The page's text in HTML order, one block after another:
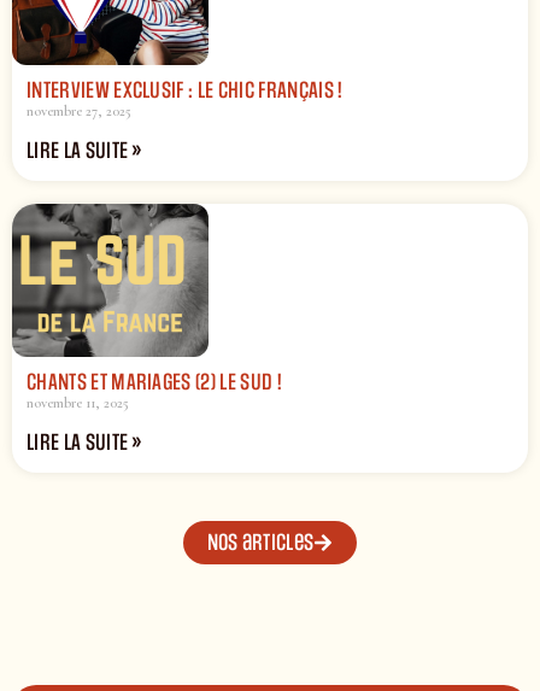
INTERVIEW EXCLUSIF : LE CHIC FRANÇAIS !
novembre 27, 2025
LIRE LA SUITE »
CHANTS ET MARIAGES (2) LE SUD !
novembre 11, 2025
LIRE LA SUITE »
Nos articles